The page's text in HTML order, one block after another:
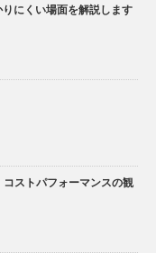
にくい場面を解説します
ストパフォーマンスの観